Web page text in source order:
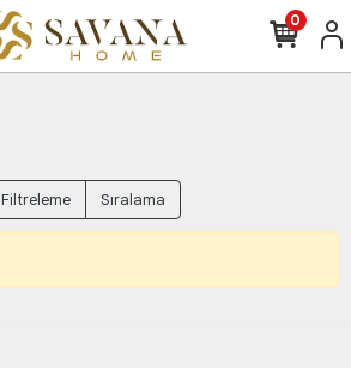
0
Filtreleme Sıralama